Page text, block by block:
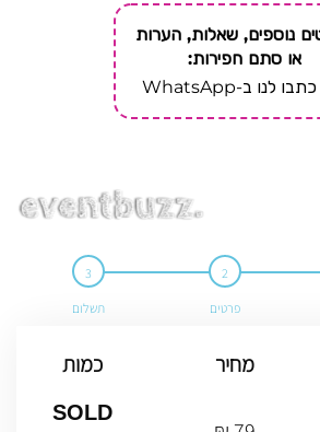
נוספים, שאלות, הערות
או סתם חפירות:
כתבו לנו ב-WhatsApp